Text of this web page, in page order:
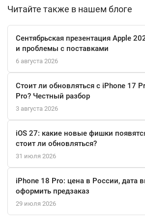
Читайте также в нашем блоге
Сентябрьская презентация Apple
и проблемы с поставками
6 августа 2026
Стоит ли обновляться с iPhone 17
Pro? Честный разбор
3 августа 2026
iOS 27: какие новые фишки
стоит ли обновляться?
31 июля 2026
iPhone 18 Pro: цена в России, дата
оформить предзаказ
29 июля 2026